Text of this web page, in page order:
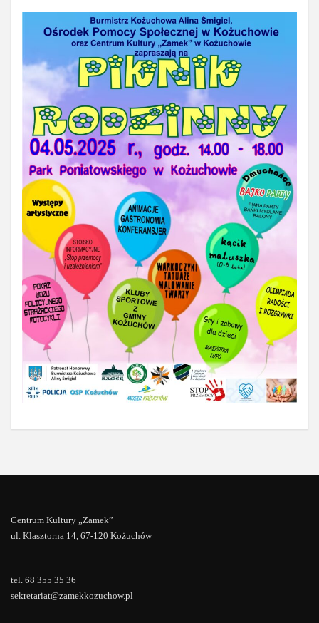
Centrum Kultury „Zamek”
ul. Klasztorna 14, 67-120 Kożuchów
tel. 68 355 35 36
sekretariat@zamekkozuchow.pl